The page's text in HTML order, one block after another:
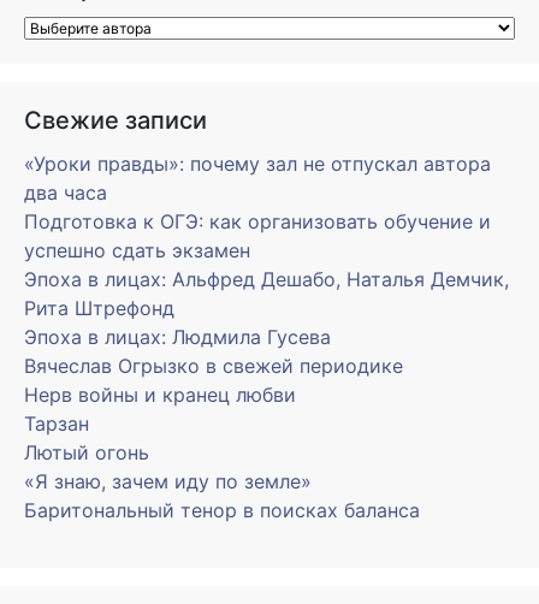
Свежие записи
«Уроки правды»: почему зал не отпускал автора
два часа
Подготовка к ОГЭ: как организовать обучение и
успешно сдать экзамен
Эпоха в лицах: Альфред Дешабо, Наталья Демчик,
Рита Штрефонд
Эпоха в лицах: Людмила Гусева
Вячеслав Огрызко в свежей периодике
Нерв войны и кранец любви
Тарзан
Лютый огонь
«Я знаю, зачем иду по земле»
Баритональный тенор в поисках баланса